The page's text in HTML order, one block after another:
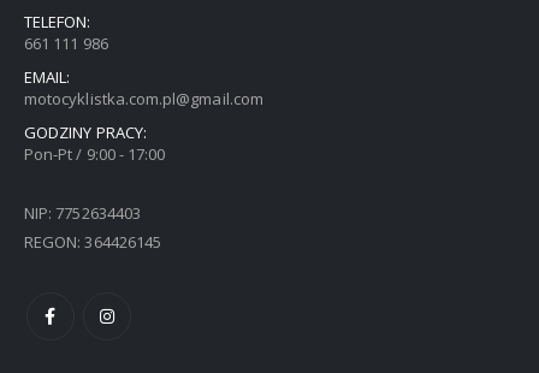
TELEFON:
661 111 986
EMAIL:
motocyklistka.com.pl@gmail.com
GODZINY PRACY:
Pon-Pt / 9:00 - 17:00
NIP: 7752634403
REGON: 364426145